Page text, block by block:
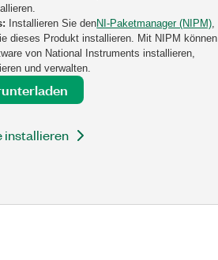
Installieren Sie denNI-Paketmanager (NIPM)
dieses Produkt installieren. Mit NIPM können
von National Instruments installieren,
und verwalten.
installieren